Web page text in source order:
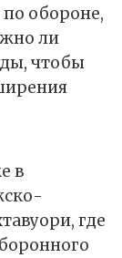
обороне,
ли
чтобы
в
где